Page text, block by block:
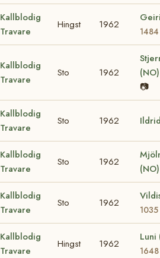
Kallblodig
Travare
Hingst 1962
1484
Kallblodig
Travare
Sto 1962
📷
Kallblodig
Travare
Sto 1962
Kallblodig
Travare
Sto 1962
Kallblodig
Travare
Sto 1962
1035
Kallblodig
Travare
Hingst 1962
1648